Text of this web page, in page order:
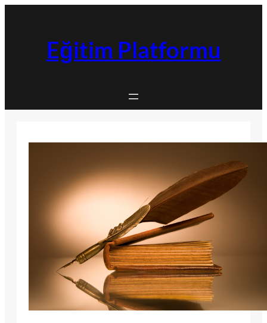
Eğitim Platformu